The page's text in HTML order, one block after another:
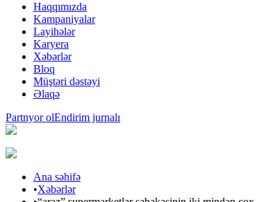
Haqqımızda
Kampaniyalar
Layihələr
Karyera
Xəbərlər
Bloq
Müştəri dəstəyi
Əlaqə
Partnyor olEndirim jurnalı
Ana səhifə
•Xəbərlər